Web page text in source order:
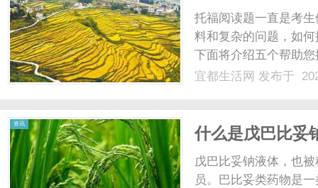
托福阅读题一直是考
料和复杂的问题，如
下面将介绍五个帮助
是提高阅读能力的基
宜都生活网 发布于
资讯
什么是戊巴比妥
戊巴比妥钠液体，也
员。巴比妥类药物是